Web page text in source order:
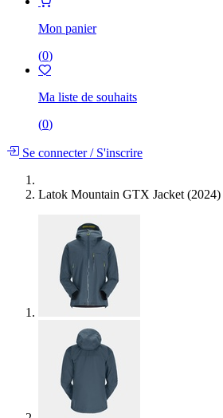
Mon panier
(0)
Ma liste de souhaits
(0)
Se connecter/S'inscrire
Latok Mountain GTX Jacket